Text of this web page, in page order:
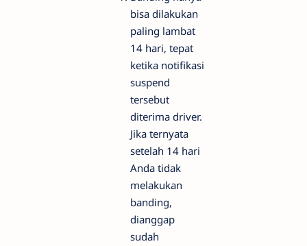
bisa dilakukan
paling lambat
14 hari, tepat
ketika notifikasi
suspend
tersebut
diterima driver.
Jika ternyata
setelah 14 hari
Anda tidak
melakukan
banding,
dianggap
sudah